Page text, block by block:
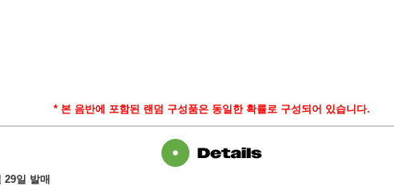
* 본 음반에 포함된 랜덤 구성품은 동일한 확률로 구성되어 있습니다.
29일 발매